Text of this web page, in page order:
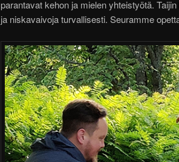
parantavat kehon ja mielen yhteistyötä.
ja niskavaivoja turvallisesti. Seuramme